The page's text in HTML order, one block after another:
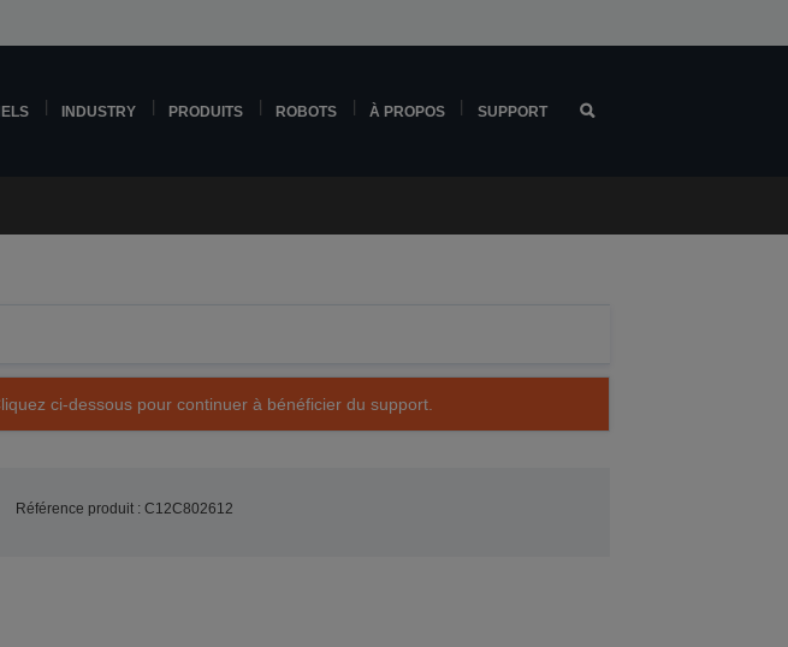
INDUSTRY PRODUITS ROBOTS À PROPOS SUPPORT
ci-dessous pour continuer à bénéficier du support.
Référence produit : C12C802612